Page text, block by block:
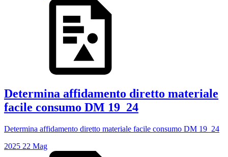
Determina affidamento diretto materiale
facile consumo DM 19_24
Determina affidamento diretto materiale facile consumo DM 19_24
2025 22 Mag